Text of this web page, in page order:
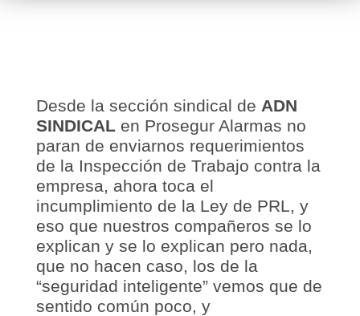
Desde la sección sindical de ADN
SINDICALen Prosegur Alarmas no
paran de enviarnos requerimientos
de la Inspección de Trabajo contra la
empresa, ahora toca el
incumplimiento de la Ley de PRL, y
eso que nuestros compañeros se lo
explican y se lo explican pero nada,
que no hacen caso, los de la
“seguridad inteligente” vemos que de
sentido común poco, y